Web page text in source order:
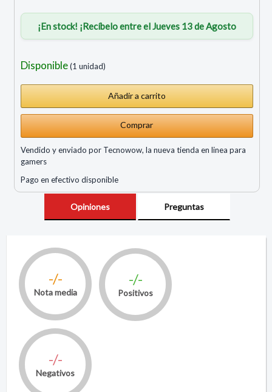
¡En stock! ¡Recíbelo entre el Jueves 13 de Agosto
Disponible(1 unidad)
Comprar
Vendido y enviado por Tecnowow, la nueva tienda en linea para
gamers
Pago en efectivo disponible
Opiniones Preguntas
-/-
Nota media
-/-
Positivos
-/-
Negativos